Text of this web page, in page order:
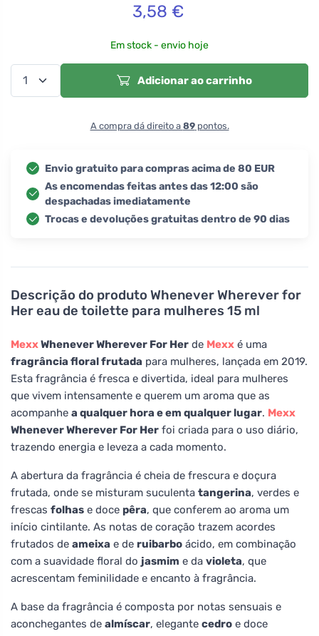
Descrição do produto Whenever Wherever for
Her eau de toilette para mulheres 15 ml
MexxWhenever Wherever For Her de Mexx é uma
fragrância floral frutada para mulheres, lançada em 2019.
Esta fragrância é fresca e divertida, ideal para mulheres
que vivem intensamente e querem um aroma que as
acompanhe a qualquer hora e em qualquer lugar. Mexx
Whenever Wherever For Her foi criada para o uso diário,
trazendo energia e leveza a cada momento.
A abertura da fragrância é cheia de frescura e doçura
frutada, onde se misturam suculenta tangerina, verdes e
frescas folhas e doce pêra, que conferem ao aroma um
início cintilante. As notas de coração trazem acordes
frutados de ameixa e de ruibarbo ácido, em combinação
com a suavidade floral do jasmim e da violeta, que
acrescentam feminilidade e encanto à fragrância.
A base da fragrância é composta por notas sensuais e
aconchegantes de almíscar, elegante cedro e doce
3,58 €
Em stock - envio hoje
Adicionar ao carrinho
A compra dá direito a 89pontos.
Envio gratuito para compras acima de 80 EUR
As encomendas feitas antes das 12:00 são
despachadas imediatamente
Trocas e devoluções gratuitas dentro de 90 dias